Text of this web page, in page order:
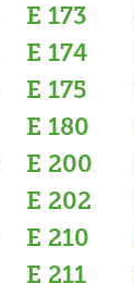
E 173
E 174
E 175
E 180
E 200
E 202
E 210
E 211